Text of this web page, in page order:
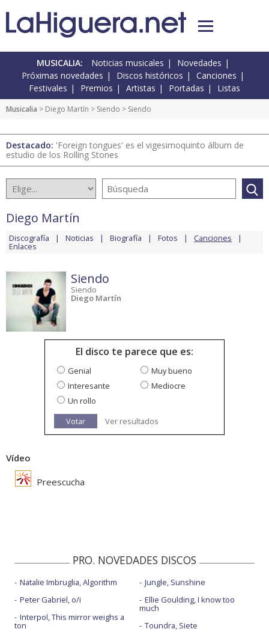
MUSICALIA: Noticias musicales
Novedades
Próximas novedades
Discos históricos
Canciones
Festivales
Premios Artistas Portadas Listas
Musicalia > Diego Martín > Siendo > Siendo
Destacado: 'Foreign tongues' es el vigesimoquinto álbum de
estudio de los Rolling Stones
Diego Martín
Discografía Noticias Biografía Fotos Canciones
Enlaces
Siendo
Siendo
Diego Martín
El disco te parece que es:
Genial
Muy bueno
Interesante
Mediocre
Un rollo
Votar
Ver resultados
Vídeo
Preescucha
PRO. NOVEDADES DISCOS
Natalie Imbruglia, Algorithm
Peter Gabriel, o/i
Interpol, This mirror weighs a
ton
Jungle, Sunshine
Ellie Goulding, I know too
much
Toundra, Siete